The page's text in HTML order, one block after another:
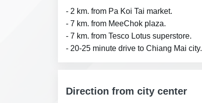
- 2 km. from Pa Koi Tai market.
- 7 km. from MeeChok plaza.
- 7 km. from Tesco Lotus superstore.
- 20-25 minute drive to Chiang Mai city.
Direction from city center